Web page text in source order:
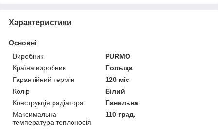
Характеристики
Основні
Виробник
PURMO
Країна виробник
Польща
Гарантійний термін
120 міс
Колір
Білий
Конструкція радіатора
Панельна
Максимальна
температура теплоносія
110 град.